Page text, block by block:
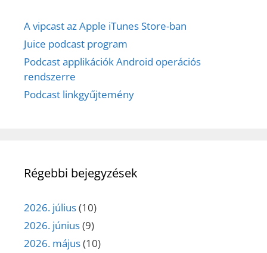
A vipcast az Apple iTunes Store-ban
Juice podcast program
Podcast applikációk Android operációs
rendszerre
Podcast linkgyűjtemény
Régebbi bejegyzések
2026. július(10)
2026. június(9)
2026. május(10)